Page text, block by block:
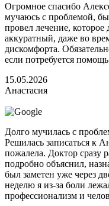
Огромное спасибо
мучаюсь с проблемой,
провел лечение,
аккуратный, даже во
дискомфорта.
если потребуется
15.05.2026
Анастасия
Долго мучилась с
Решилась записаться к
пожалела. Доктор сразу
подробно объяснил,
был заметен уже через
неделю я из-за боли
профессионализм и